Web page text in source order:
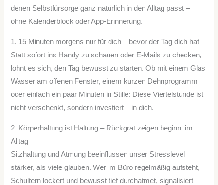
denen Selbstfürsorge ganz natürlich in den Alltag passt –
ohne Kalenderblock oder App-Erinnerung.
1. 15 Minuten morgens nur für dich – bevor der Tag dich hat
Statt sofort ins Handy zu schauen oder E-Mails zu checken,
lohnt es sich, den Tag bewusst zu starten. Ob mit einem Glas
Wasser am offenen Fenster, einem kurzen Dehnprogramm
oder einfach ein paar Minuten in Stille: Diese Viertelstunde ist
nicht verschenkt, sondern investiert – in dich.
2. Körperhaltung ist Haltung – Rückgrat zeigen beginnt im
Alltag
Sitzhaltung und Atmung beeinflussen unser Stresslevel
stärker, als viele glauben. Wer im Büro regelmäßig aufsteht,
Schultern lockert und bewusst tief durchatmet, signalisiert